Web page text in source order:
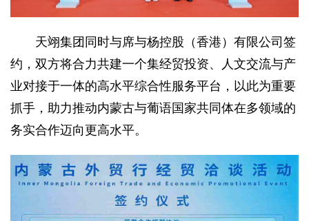
天翊集团同时与席与杨控股（香港）有限公司签
约，双方将合力共建一个集经贸投资、人文交流与产
业对接于一体的高水平综合性服务平台，以此为重要
抓手，助力推动内蒙古与葡语国家共同体在多领域的
务实合作迈向更高水平。